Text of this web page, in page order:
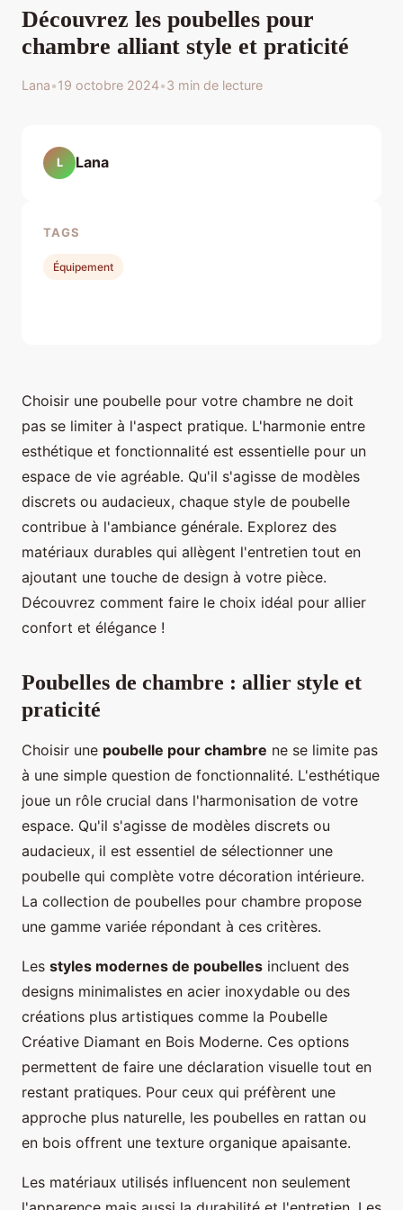
Découvrez les poubelles pour
chambre alliant style et praticité
Lana•19 octobre 2024•3 min de lecture
Choisir une poubelle pour votre chambre ne doit
pas se limiter à l'aspect pratique. L'harmonie entre
esthétique et fonctionnalité est essentielle pour un
espace de vie agréable. Qu'il s'agisse de modèles
discrets ou audacieux, chaque style de poubelle
contribue à l'ambiance générale. Explorez des
matériaux durables qui allègent l'entretien tout en
ajoutant une touche de design à votre pièce.
Découvrez comment faire le choix idéal pour allier
confort et élégance !
Poubelles de chambre : allier style et
praticité
Choisir une poubelle pour chambre ne se limite pas
à une simple question de fonctionnalité. L'esthétique
joue un rôle crucial dans l'harmonisation de votre
espace. Qu'il s'agisse de modèles discrets ou
audacieux, il est essentiel de sélectionner une
poubelle qui complète votre décoration intérieure.
La collection de poubelles pour chambre propose
une gamme variée répondant à ces critères.
Les styles modernes de poubelles incluent des
designs minimalistes en acier inoxydable ou des
créations plus artistiques comme la Poubelle
Créative Diamant en Bois Moderne. Ces options
permettent de faire une déclaration visuelle tout en
restant pratiques. Pour ceux qui préfèrent une
approche plus naturelle, les poubelles en rattan ou
en bois offrent une texture organique apaisante.
Les matériaux utilisés influencent non seulement
L Lana
TAGS
Équipement